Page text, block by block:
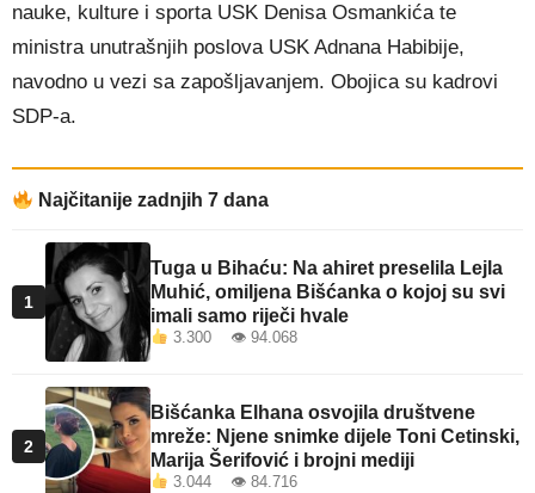
nauke, kulture i sporta USK Denisa Osmankića te
ministra unutrašnjih poslova USK Adnana Habibije,
navodno u vezi sa zapošljavanjem. Obojica su kadrovi
SDP-a.
Najčitanije zadnjih 7 dana
1
Tuga u Bihaću: Na ahiret preselila Lejla
Muhić, omiljena Bišćanka o kojoj su svi
imali samo riječi hvale
3.300 👁 94.068
2
Bišćanka Elhana osvojila društvene
mreže: Njene snimke dijele Toni Cetinski,
Marija Šerifović i brojni mediji
3.044 👁 84.716